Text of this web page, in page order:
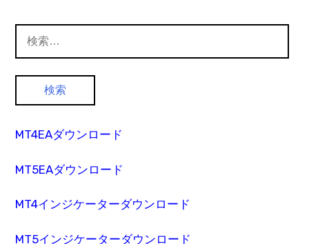
索:
MT4EAダウンロード
MT5EAダウンロード
MT4インジケーターダウンロード
MT5インジケーターダウンロード